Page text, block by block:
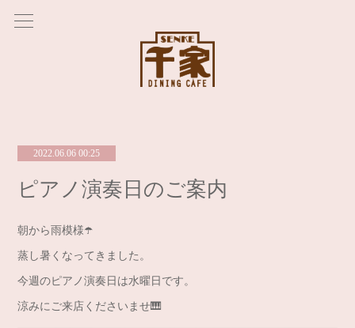
2022.06.06 00:25
ピアノ演奏日のご案内
朝から雨模様☂️
蒸し暑くなってきました。
今週のピアノ演奏日は水曜日です。
涼みにご来店くださいませ🎹